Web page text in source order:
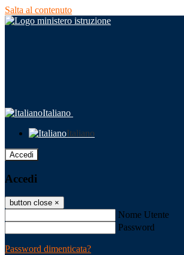
Salta al contenuto
Italiano
Italiano
Accedi
Accedi
button close ×
Nome Utente
Password
Password dimenticata?